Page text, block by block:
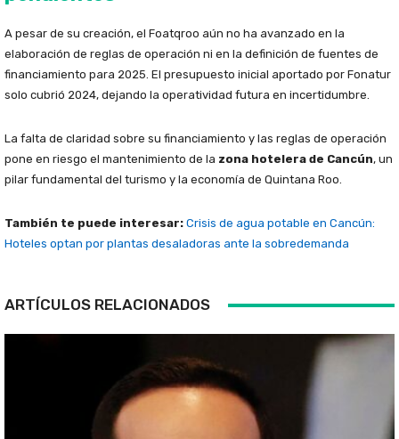
A pesar de su creación, el Foatqroo aún no ha avanzado en la
elaboración de reglas de operación ni en la definición de fuentes de
financiamiento para 2025. El presupuesto inicial aportado por Fonatur
solo cubrió 2024, dejando la operatividad futura en incertidumbre.
La falta de claridad sobre su financiamiento y las reglas de operación
pone en riesgo el mantenimiento de la zona hotelera de Cancún, un
pilar fundamental del turismo y la economía de Quintana Roo.
También te puede interesar: Crisis de agua potable en Cancún:
Hoteles optan por plantas desaladoras ante la sobredemanda
ARTÍCULOS RELACIONADOS